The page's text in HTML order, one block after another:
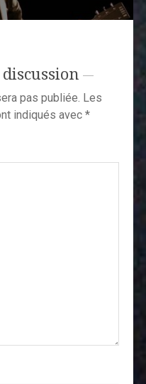
pas publiée. Les
indiqués avec *